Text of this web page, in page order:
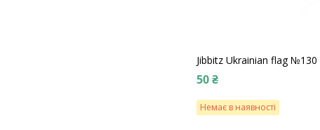
Jibbitz Ukrainian flag №130
50 ₴
Немає в наявності